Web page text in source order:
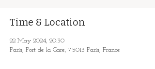
Time & Location
22 May 2024, 20:30
Paris, Port de la Gare, 75013 Paris, France